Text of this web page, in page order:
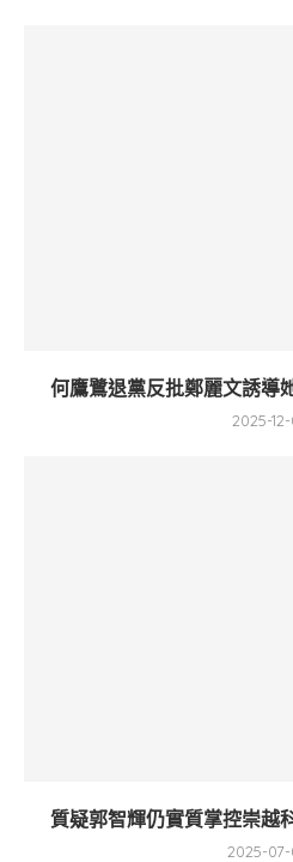
何鷹鷺退黨反批鄭麗文誘
2025-12-
質疑郭智輝仍實質掌控崇
2025-07-